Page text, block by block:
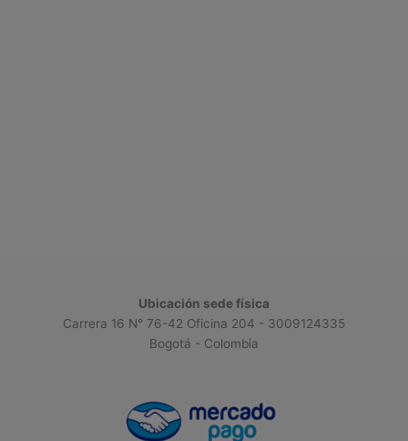
Ubicación sede física
Carrera 16 N° 76-42 Oficina 204 - 3009124335
Bogotá - Colombia